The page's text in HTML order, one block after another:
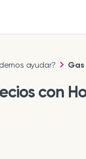
ayudar? Gas
con